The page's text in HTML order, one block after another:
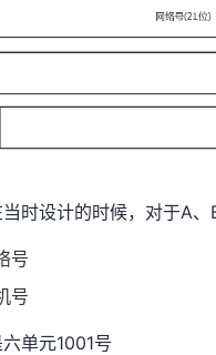
时设计的时候，对于A
号
号
单元1001号